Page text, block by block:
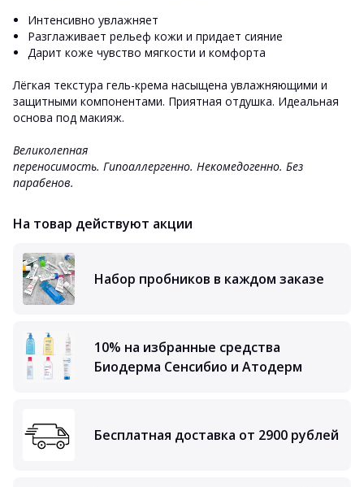
Интенсивно увлажняет
Разглаживает рельеф кожи и придает сияние
Дарит коже чувство мягкости и комфорта
Лёгкая текстура гель-крема насыщена увлажняющими и
защитными компонентами. Приятная отдушка. Идеальная
основа под макияж.
Великолепная
переносимость. Гипоаллергенно. Некомедогенно. Без
парабенов.
На товар действуют акции
Набор пробников в каждом заказе
10% на избранные средства
Биодерма Сенсибио и Атодерм
Бесплатная доставка от 2900 рублей